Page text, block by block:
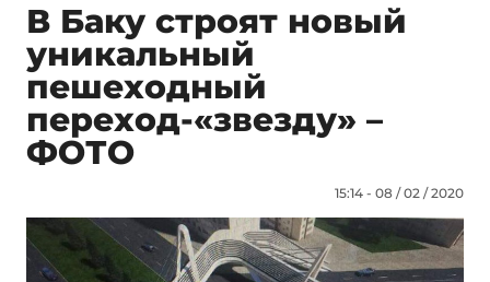
В Баку строят новый
уникальный
пешеходный
переход-«звезду» –
ФОТО
15:14 - 08 / 02 / 2020